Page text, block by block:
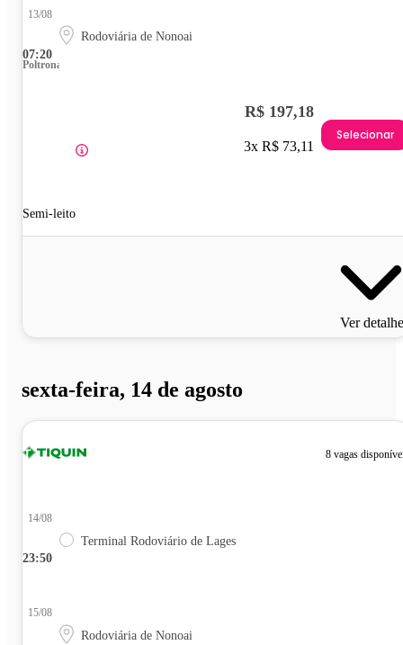
07:20
13/08
Rodoviária de Nonoai
Poltrona
Semi-leito
R$ 197,18
3x R$ 73,11
Selecionar
Ver
sexta-feira, 14 de agosto
8 vagas
23:50
14/08
Terminal Rodoviário de Lages
15/08
Rodoviária de Nonoai